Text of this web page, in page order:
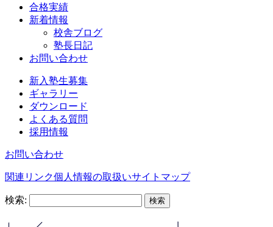
合格実績
新着情報
校舎ブログ
塾長日記
お問い合わせ
新入塾生募集
ギャラリー
ダウンロード
よくある質問
採用情報
お問い合わせ
関連リンク個人情報の取扱いサイトマップ
検索: